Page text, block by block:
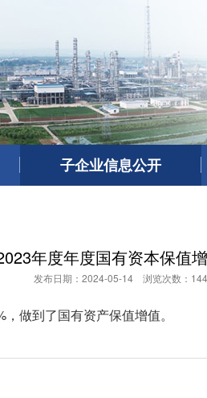
子企业信息公开
年度年度国有资本保值
发布日期：2024-05-14 浏览次数：
做到了国有资产保值增值。